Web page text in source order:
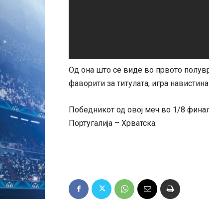
Од она што се виде во првото
фаворити за титулата, игра
Победникот од овој меч во 1/8
Португалија – Хрватска.